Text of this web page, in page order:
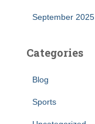
September 2025
Categories
Blog
Sports